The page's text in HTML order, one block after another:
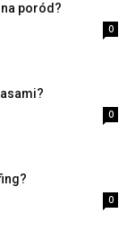
poród?
0
0
0